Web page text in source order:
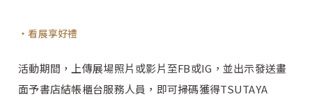
看展享好禮
活動期間，上傳展場照片或影片至FB或IG，並出示發送畫
面予書店結帳櫃台服務人員，即可掃碼獲得TSUTAYA